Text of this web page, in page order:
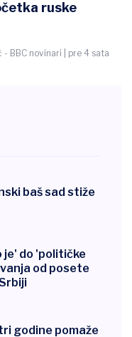
baš sad stiže
je' do 'političke
od posete
godine pomaže